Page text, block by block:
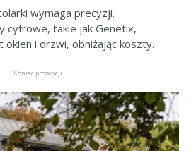
wymaga precyzji.
cyfrowe, takie jak Genetix,
i drzwi, obniżając koszty.
Koniec promocji